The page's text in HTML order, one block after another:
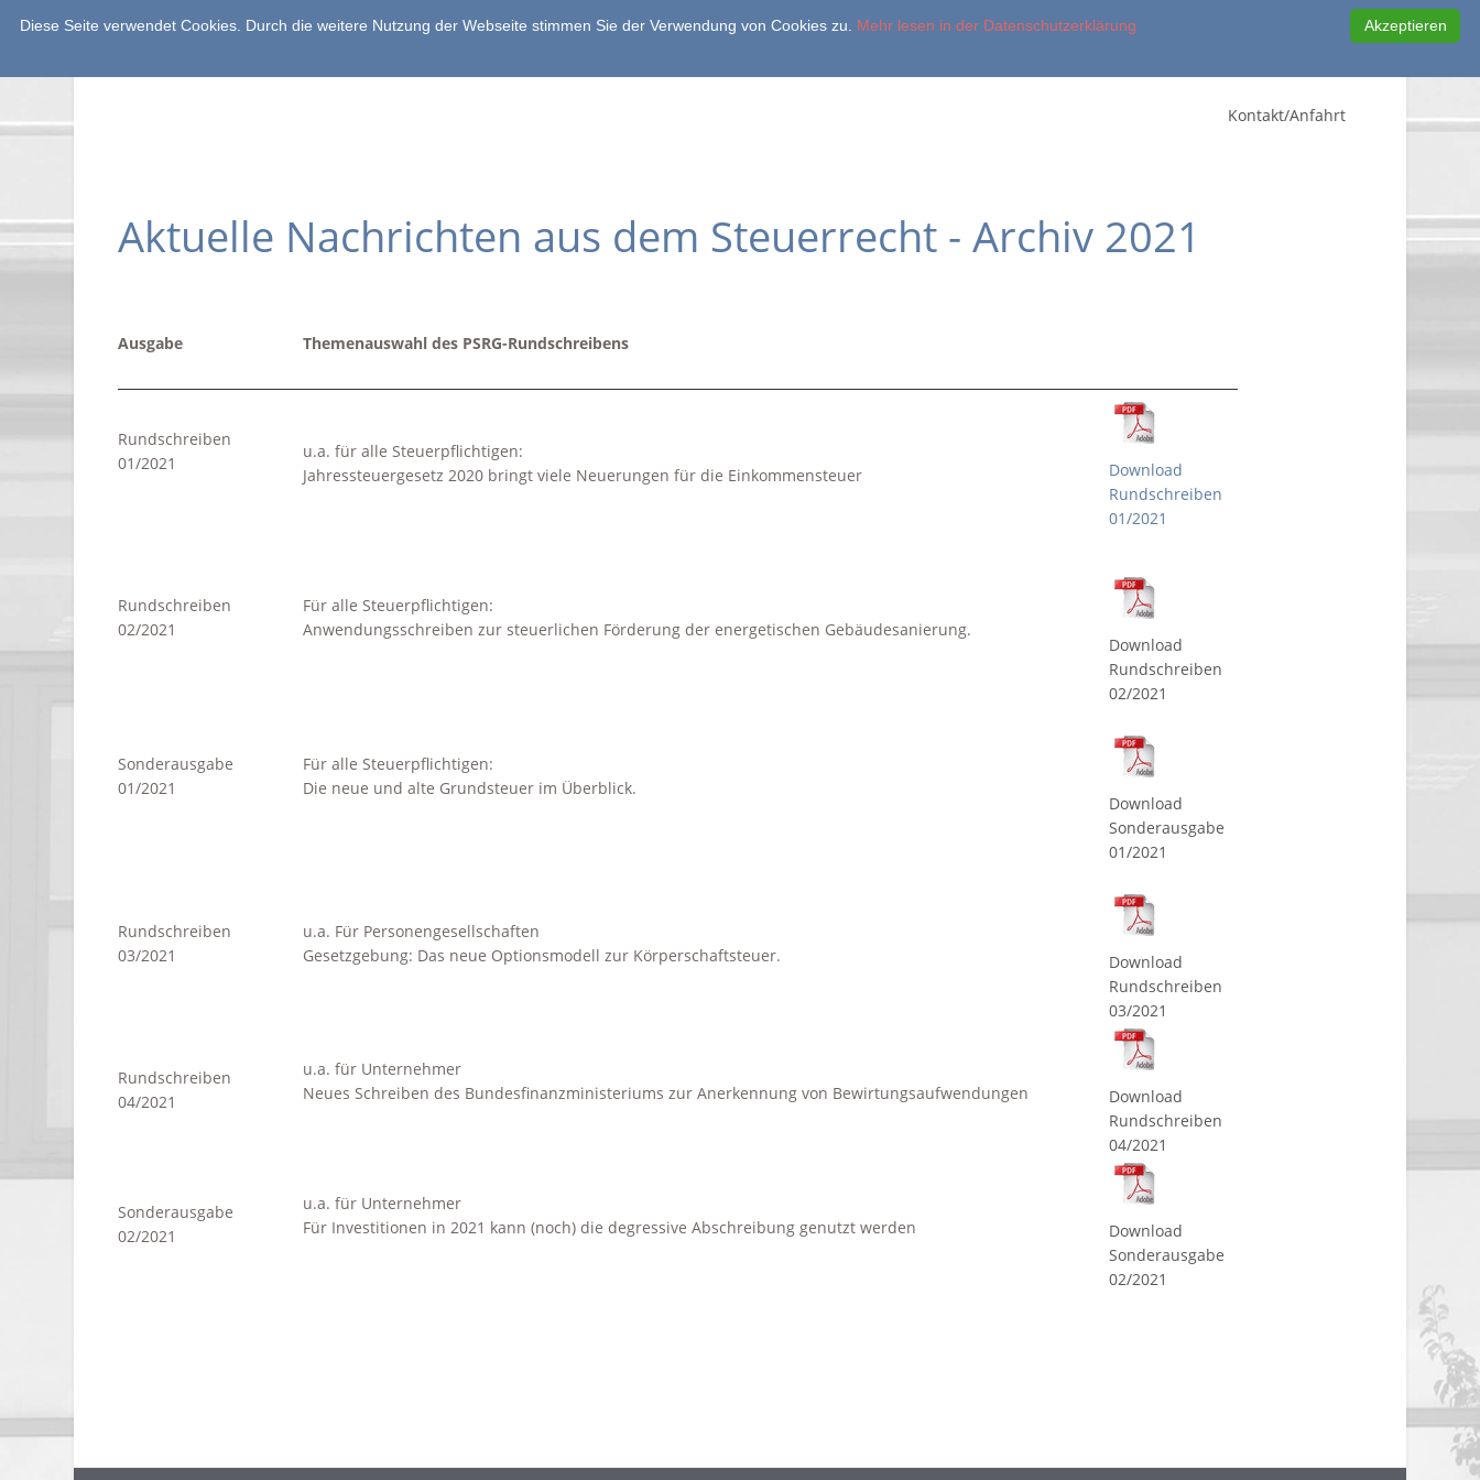
Home Kanzleiphilosophie Team Leistungen Partner Aktuelle Steuernews 2024 Service
Kontakt/Anfahrt
Aktuelle Nachrichten aus dem Steuerrecht - Archiv 2021
Ausgabe Themenauswahl des PSRG-Rundschreibens
Rundschreiben
01/2021
u.a. für alle Steuerpflichtigen:
Jahressteuergesetz 2020 bringt viele Neuerungen für die Einkommensteuer
Download
Rundschreiben
01/2021
Rundschreiben
02/2021
Für alle Steuerpflichtigen:
Anwendungsschreiben zur steuerlichen Förderung der energetischen Gebäudesanierung.
Download
Rundschreiben
02/2021
Sonderausgabe
01/2021
Für alle Steuerpflichtigen:
Die neue und alte Grundsteuer im Überblick.
Download
Sonderausgabe
01/2021
Rundschreiben
03/2021
u.a. Für Personengesellschaften
Gesetzgebung: Das neue Optionsmodell zur Körperschaftsteuer.
Download
Rundschreiben
03/2021
Rundschreiben
04/2021
u.a. für Unternehmer
Neues Schreiben des Bundesfinanzministeriums zur Anerkennung von Bewirtungsaufwendungen
Download
Rundschreiben
04/2021
Sonderausgabe
02/2021
u.a. für Unternehmer
Für Investitionen in 2021 kann (noch) die degressive Abschreibung genutzt werden
Download
Sonderausgabe
02/2021
Akzeptieren
Diese Seite verwendet Cookies. Durch die weitere Nutzung der Webseite stimmen Sie der Verwendung von Cookies zu. Mehr lesen in der Datenschutzerklärung